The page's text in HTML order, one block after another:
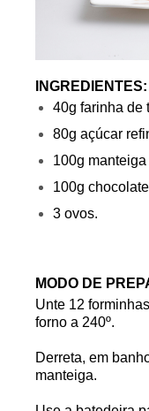
INGREDIENTES:
40g farinha de
80g açúcar
100g
100g
3 ovos.
MODO DE
Unte 12
forno a 240º.
Derreta, em
manteiga.